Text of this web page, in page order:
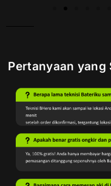
Pertanyaan yang